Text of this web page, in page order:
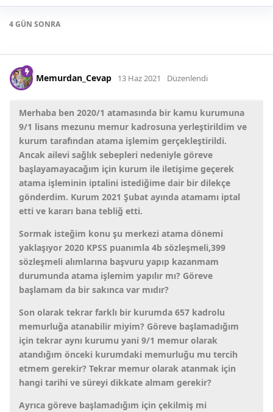
4 GÜN SONRA
Memurdan_Cevap 13 Haz 2021 Düzenlendi
Merhaba ben 2020/1 atamasında bir kamu kurumuna
9/1 lisans mezunu memur kadrosuna yerleştirildim ve
kurum tarafından atama işlemim gerçekleştirildi.
Ancak ailevi sağlık sebepleri nedeniyle göreve
başlayamayacağım için kurum ile iletişime geçerek
atama işleminin iptalini istediğime dair bir dilekçe
gönderdim. Kurum 2021 Şubat ayında atamamı iptal
etti ve kararı bana tebliğ etti.
Sormak isteğim konu şu merkezi atama dönemi
yaklaşıyor 2020 KPSS puanımla 4b sözleşmeli,399
sözleşmeli alımlarına başvuru yapıp kazanmam
durumunda atama işlemim yapılır mı? Göreve
başlamam da bir sakınca var mıdır?
Son olarak tekrar farklı bir kurumda 657 kadrolu
memurluğa atanabilir miyim? Göreve başlamadığım
için tekrar aynı kurumu yani 9/1 memur olarak
atandığım önceki kurumdaki memurluğu mu tercih
etmem gerekir? Tekrar memur olarak atanmak için
hangi tarihi ve süreyi dikkate almam gerekir?
Ayrıca göreve başlamadığım için çekilmiş mi